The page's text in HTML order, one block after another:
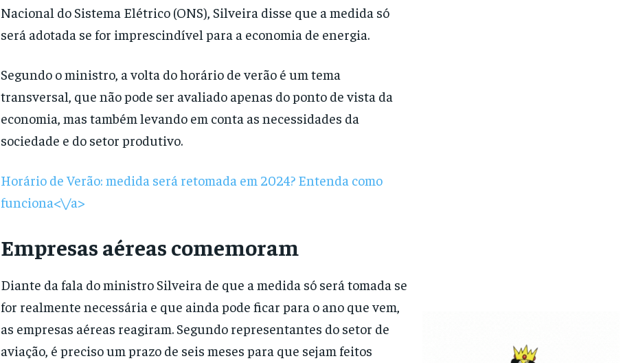
Nacional do Sistema Elétrico (ONS), Silveira disse que a medida só
será adotada se for imprescindível para a economia de energia.
Segundo o ministro, a volta do horário de verão é um tema
transversal, que não pode ser avaliado apenas do ponto de vista da
economia, mas também levando em conta as necessidades da
sociedade e do setor produtivo.
Horário de Verão: medida será retomada em 2024? Entenda como
funciona<\/a>
Empresas aéreas comemoram
Diante da fala do ministro Silveira de que a medida só será tomada se
for realmente necessária e que ainda pode ficar para o ano que vem,
as empresas aéreas reagiram. Segundo representantes do setor de
aviação, é preciso um prazo de seis meses para que sejam feitos